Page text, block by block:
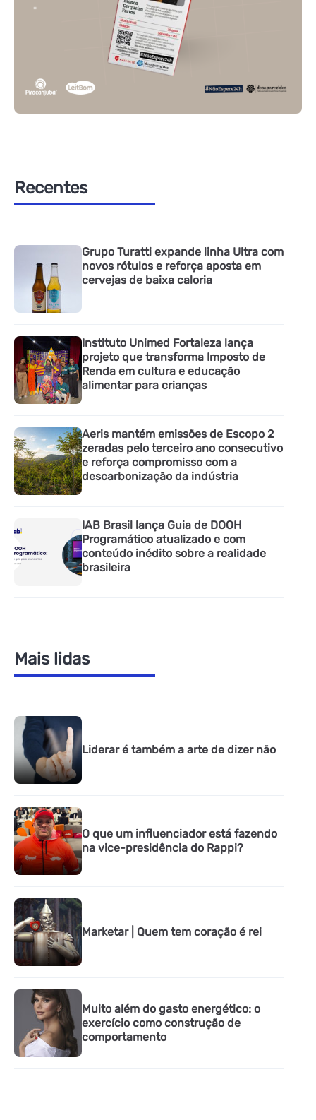
Recentes
Grupo Turatti expande linha Ultra com
novos rótulos e reforça aposta em
cervejas de baixa caloria
Instituto Unimed Fortaleza lança
projeto que transforma Imposto de
Renda em cultura e educação
alimentar para crianças
Aeris mantém emissões de Escopo 2
zeradas pelo terceiro ano consecutivo
e reforça compromisso com a
descarbonização da indústria
IAB Brasil lança Guia de DOOH
Programático atualizado e com
conteúdo inédito sobre a realidade
brasileira
Mais lidas
Liderar é também a arte de dizer não
O que um influenciador está fazendo
na vice-presidência do Rappi?
Marketar | Quem tem coração é rei
Muito além do gasto energético: o
exercício como construção de
comportamento